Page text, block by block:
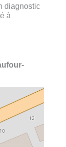
diagnostic
à